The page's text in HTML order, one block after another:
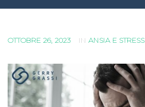
OTTOBRE 26, 2023 IN ANSIA E STRESS